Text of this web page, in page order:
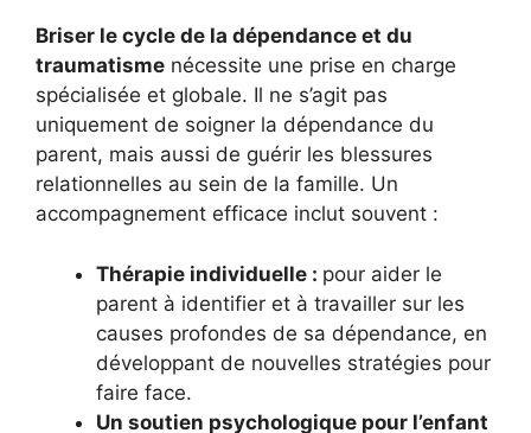
Briser le cycle de la dépendance et du
traumatisme nécessite une prise en charge
spécialisée et globale. Il ne s’agit pas
uniquement de soigner la dépendance du
parent, mais aussi de guérir les blessures
relationnelles au sein de la famille. Un
accompagnement efficace inclut souvent :
Thérapie individuelle : pour aider le
parent à identifier et à travailler sur les
causes profondes de sa dépendance, en
développant de nouvelles stratégies pour
faire face.
Un soutien psychologique pour l’enfant